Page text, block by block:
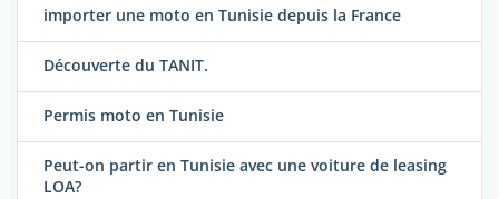
importer une moto en Tunisie depuis la France
Découverte du TANIT.
Permis moto en Tunisie
Peut-on partir en Tunisie avec une voiture de leasing
LOA?